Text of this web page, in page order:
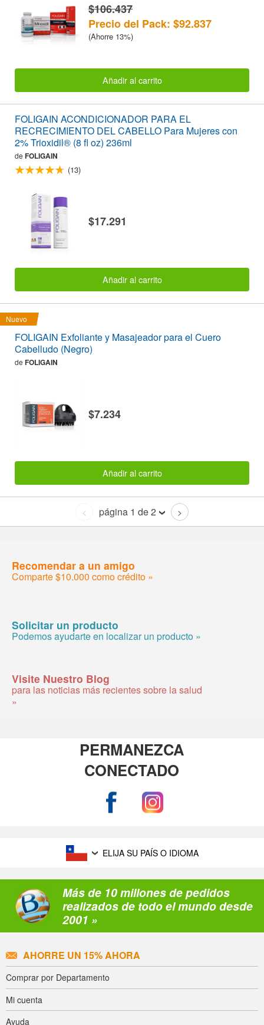
$106.437
Precio del Pack: $92.837
(Ahorre 13%)
Añadir al carrito
FOLIGAIN ACONDICIONADOR PARA EL
RECRECIMIENTO DEL CABELLO Para Mujeres con
2% Trioxidil® (8 fl oz) 236ml
de FOLIGAIN
(13)
$17.291
Añadir al carrito
Nuevo
FOLIGAIN Exfoliante y Masajeador para el Cuero
Cabelludo (Negro)
de FOLIGAIN
$7.234
Añadir al carrito
< página 1 de 2 >
Recomendar a un amigo
Comparte $10.000 como crédito »
Solicitar un producto
Podemos ayudarte en localizar un producto »
Visite Nuestro Blog
para las noticias más recientes sobre la salud
»
PERMANEZCA
CONECTADO
ELIJA SU PAÍS O IDIOMA
Más de 10 millones de pedidos
realizados de todo el mundo desde
2001 »
AHORRE UN 15% AHORA
Comprar por Departamento
Mi cuenta
Ayuda